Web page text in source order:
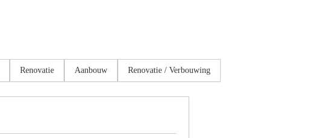
Renovatie Aanbouw Renovatie / Verbouwing